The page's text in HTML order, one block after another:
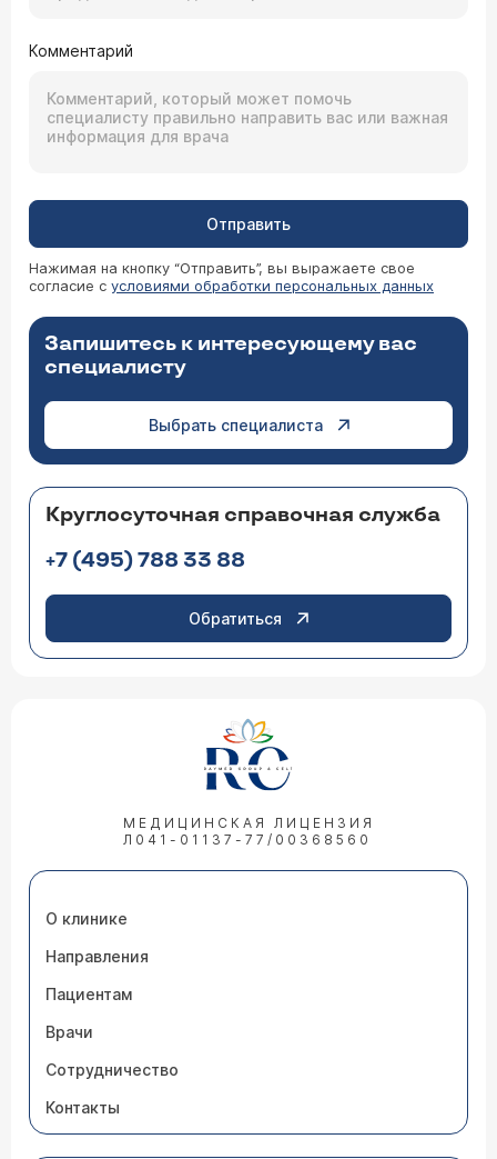
Комментарий
Отправить
Нажимая на кнопку “Отправить”, вы выражаете свое
согласие с условиями обработки персональных данных
Запишитесь к интересующему вас
специалисту
Выбрать специалиста
Круглосуточная справочная служба
+7 (495) 788 33 88
Обратиться
МЕДИЦИНСКАЯ ЛИЦЕНЗИЯ
Л041-01137-77/00368560
О клинике
Направления
Пациентам
Врачи
Сотрудничество
Контакты